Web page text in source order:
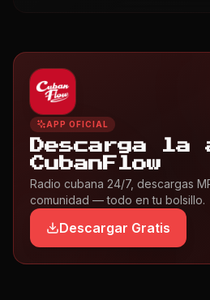
APP OFICIAL
Descarga la
CubanFlow
Radio cubana 24/7, descargas
comunidad — todo en tu bolsillo.
Descargar Gratis